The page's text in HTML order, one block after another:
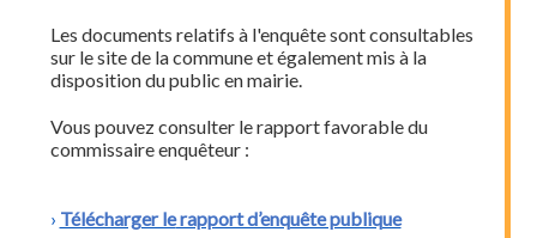
Les documents relatifs à l'enquête sont consultables
sur le site de la commune et également mis à la
disposition du public en mairie.
Vous pouvez consulter le rapport favorable du
commissaire enquêteur :
Télécharger lerapport d’enquête publique